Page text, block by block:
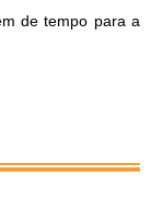
de tempo para a